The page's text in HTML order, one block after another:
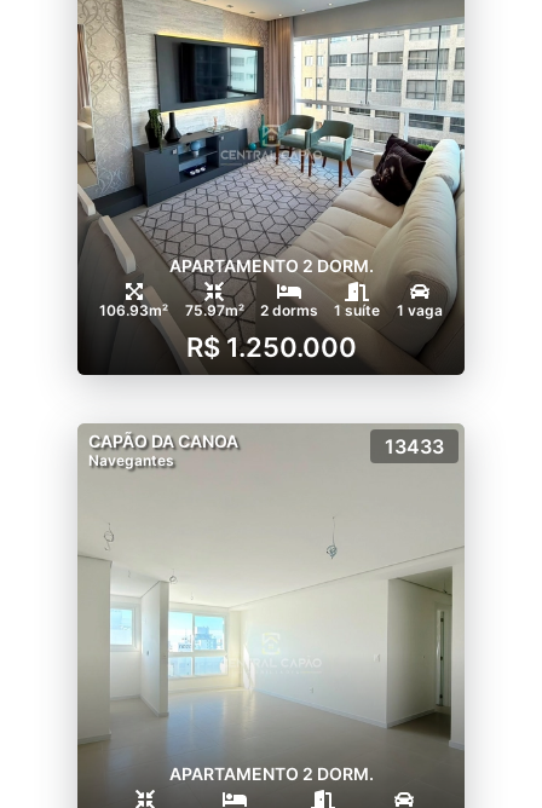
APARTAMENTO 2 DORM.
106.93m² 75.97m² 2 dorms 1 suíte 1 vaga
R$ 1.250.000
CAPÃO DA CANOA
Navegantes
13433
APARTAMENTO 2 DORM.